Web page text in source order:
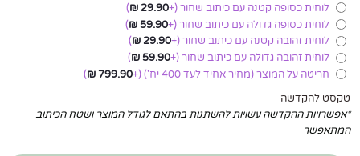
לוחית כסופה קטנה עם כיתוב שחור(+
29.90
₪
)
לוחית כסופה גדולה עם כיתוב שחור(+
59.90
₪
)
לוחית זהובה קטנה עם כיתוב שחור(+
29.90
₪
)
לוחית זהובה גדולה עם כיתוב שחור(+
59.90
₪
)
חריטה על המוצר (מחיר אחיד לעד 400 יח')
(+
799.90
₪
)
טקסט להקדשה
*אפשרויות ההקדשה עשויות להשתנות בהתאם לגודל המוצר ושטח הכיתוב
המתאפשר